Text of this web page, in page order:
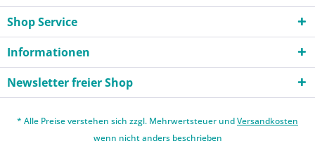
Shop Service
Informationen
Newsletter freier Shop
* Alle Preise verstehen sich zzgl. Mehrwertsteuer undVersandkosten
wenn nicht anders beschrieben